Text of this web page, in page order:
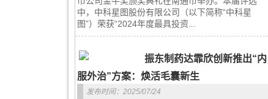
中，中科星图股份有限公司（以下简称“中科星
图”）荣获“2024年度最具投资...
振东制药达霏欣创新推出“内
服外治”方案：焕活毛囊新生
发布时间：2025/07/24